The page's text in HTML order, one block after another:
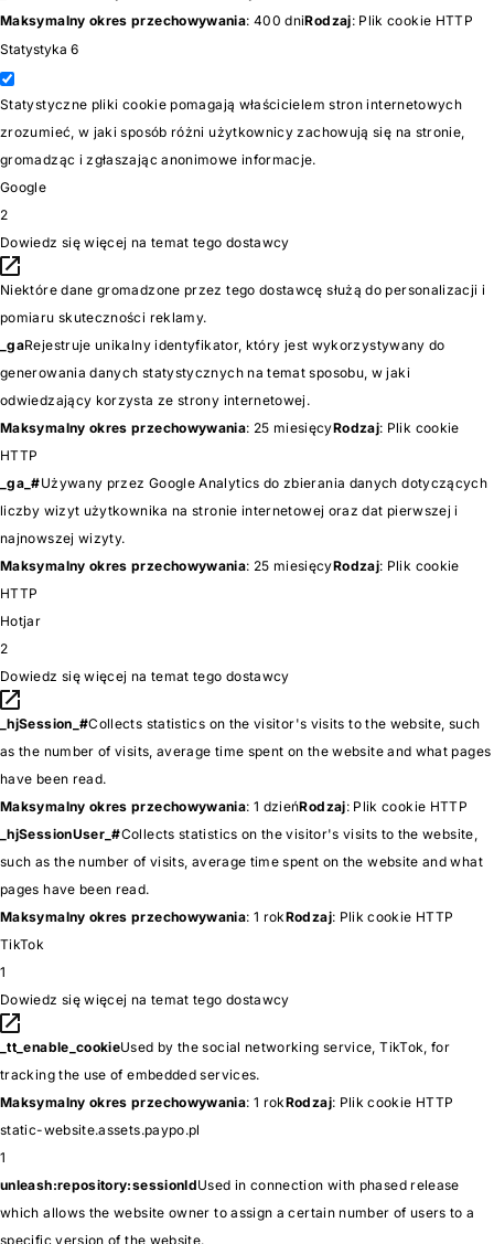
Maksymalny okres przechowywania: 400 dniRodzaj: Plik cookie HTTP
Statystyka 6
Statystyczne pliki cookie pomagają właścicielem stron internetowych
zrozumieć, w jaki sposób różni użytkownicy zachowują się na stronie,
gromadząc i zgłaszając anonimowe informacje.
Google
2
Dowiedz się więcej na temat tego dostawcy
Niektóre dane gromadzone przez tego dostawcę służą do personalizacji i
pomiaru skuteczności reklamy.
_gaRejestruje unikalny identyfikator, który jest wykorzystywany do
generowania danych statystycznych na temat sposobu, w jaki
odwiedzający korzysta ze strony internetowej.
Maksymalny okres przechowywania: 25 miesięcyRodzaj: Plik cookie
HTTP
_ga_#Używany przez Google Analytics do zbierania danych dotyczących
liczby wizyt użytkownika na stronie internetowej oraz dat pierwszej i
najnowszej wizyty.
Maksymalny okres przechowywania: 25 miesięcyRodzaj: Plik cookie
HTTP
Hotjar
2
Dowiedz się więcej na temat tego dostawcy
_hjSession_#Collects statistics on the visitor's visits to the website, such
as the number of visits, average time spent on the website and what pages
have been read.
Maksymalny okres przechowywania: 1 dzieńRodzaj: Plik cookie HTTP
_hjSessionUser_#Collects statistics on the visitor's visits to the website,
such as the number of visits, average time spent on the website and what
pages have been read.
Maksymalny okres przechowywania: 1 rokRodzaj: Plik cookie HTTP
TikTok
1
Dowiedz się więcej na temat tego dostawcy
_tt_enable_cookieUsed by the social networking service, TikTok, for
tracking the use of embedded services.
Maksymalny okres przechowywania: 1 rokRodzaj: Plik cookie HTTP
static-website.assets.paypo.pl
1
unleash:repository:sessionIdUsed in connection with phased release
which allows the website owner to assign a certain number of users to a
specific version of the website.